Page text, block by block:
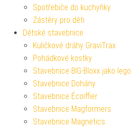
Spotřebiče do kuchyňky
Zástěry pro děti
Dětské stavebnice
Kuličkové dráhy GraviTrax
Pohádkové kostky
Stavebnice BIG-Bloxx jako lego
Stavebnice Dohány
Stavebnice Écoiffier
Stavebnice Magformers
Stavebnice Magnetics